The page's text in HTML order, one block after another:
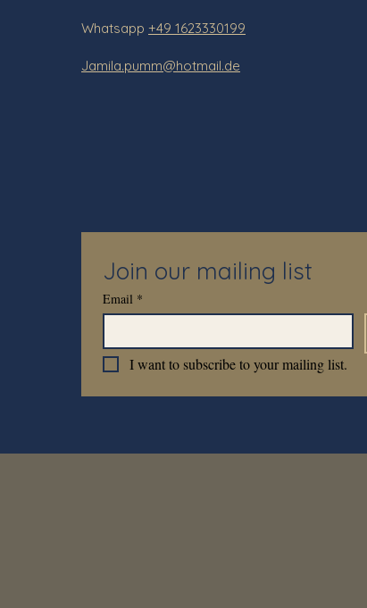
Whatsapp +49 1623330199
Jamila.pumm@hotmail.de
Join our mailing list
Email *
I want to subscribe to your mailing list.